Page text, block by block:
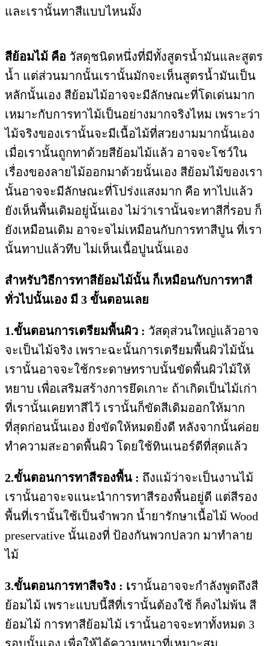
และเรานั้นทาสีแบบไหนมั้ง
สีย้อมไม้ คือ วัสดุชนิดหนึ่งที่มีทั้งสูตรน้ำมันและสูตร
น้ำ แต่ส่วนมากนั้นเรานั้นมักจะเห็นสูตรน้ำมันเป็น
หลักนั้นเอง สีย้อมไม้อาจจะมีลักษณะที่โดเด่นมาก
เหมาะกับการทาไม้เป็นอย่างมากจริงไหม เพราะว่า
ไม้จริงของเรานั้นจะมีเนื้อไม้ที่สวยงามมากนั้นเอง
เมื่อเรานั้นถูกทาด้วยสีย้อมไม้แล้ว อาจจะโชว์ใน
เรื่องของลายไม้ออกมาด้วยนั้นเอง สีย้อมไม้ของเรา
นั้นอาจจะมีลักษณะที่โปร่งแสงมาก คือ ทาไปแล้ว
ยังเห็นพื้นเดิมอยู่นั้นเอง ไม่ว่าเรานั้นจะทาสีกี่รอบ ก็
ยังเหมือนเดิม อาจะจไม่เหมือนกับการทาสีปูน ที่เรา
นั้นทาปแล้วทึบ ไม่เห็นเนื้อปูนนั้นเอง
สำหรับวิธีการทาสีย้อมไม้นั้น ก็เหมือนกับการทาสี
ทั่วไปนั้นเอง มี 3 ขั้นตอนเลย
1.ขั้นตอนการเตรียมพื้นผิว : วัสดุส่วนใหญ่แล้วอาจ
จะเป็นไม้จริง เพราะฉะนั้นการเตรียมพื้นผิวไม้นั้น
เรานั้นอาจจะใช้กระดาษทราบนั้นขัดพื้นผิวไม้ให้
หยาบ เพื่อเสริมสร้างการยึดเกาะ ถ้าเกิดเป็นไม้เก่า
ที่เรานั้นเคยทาสีไว้ เรานั้นก็ขัดสีเดิมออกให้มาก
ที่สุดก่อนนั้นเอง ยิ่งขัดให้หมดยิ่งดี หลังจากนั้นค่อย
ทำความสะอาดพื้นผิว โดยใช้ทินเนอร์ดีที่สุดแล้ว
2.ขั้นตอนการทาสีรองพื้น : ถึงแม้ว่าจะเป็นงานไม้
เรานั้นอาจะจแนะนำการทาสีรองพื้นอยู่ดี แต่สีรอง
พื้นที่เรานั้นใช้เป็นจำพวก น้ำยารักษาเนื้อไม้ Wood
preservative นั้นเองที่ ป้องกันพวกปลวก มาทำลาย
ไม้
3.ขั้นตอนการทาสีจริง : เรานั้นอาจจะกำลังพูดถึงสี
ย้อมไม้ เพราะแบบนี้สีที่เรานั้นต้องใช้ ก็คงไม่พ้น สี
ย้อมไม้ การทาสีย้อมไม้ เรานั้นอาจจะทาทั้งหมด 3